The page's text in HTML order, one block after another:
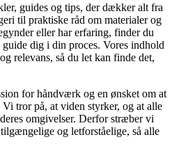
guides og tips, der dækker alt fra
til praktiske råd om materialer og
eller har erfaring, finder du
dig i din proces. Vores indhold
relevans, så du let kan finde det,
for håndværk og en ønsket om at
Vi tror på, at viden styrker, og at alle
omgivelser. Derfor stræber vi
og letforståelige, så alle